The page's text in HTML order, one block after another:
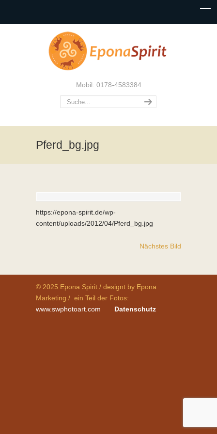
Mobil: 0178-4583384
Pferd_bg.jpg
https://epona-spirit.de/wp-
content/uploads/2012/04/Pferd_bg.jpg
Nächstes Bild
© 2025 Epona Spirit / designt by Epona
Marketing / ein Teil der Fotos:
www.swphotoart.com
Datenschutz